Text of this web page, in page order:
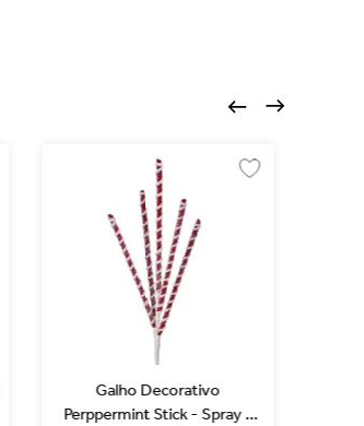
Galho Decorativo
Perppermint Stick - Spray -